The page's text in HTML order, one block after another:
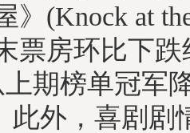
》(Knock at
票房环比下跌
上期榜单冠军
外，喜剧剧